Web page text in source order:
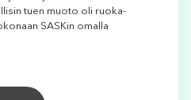
tuen muoto oli ruoka-
SASKin omalla